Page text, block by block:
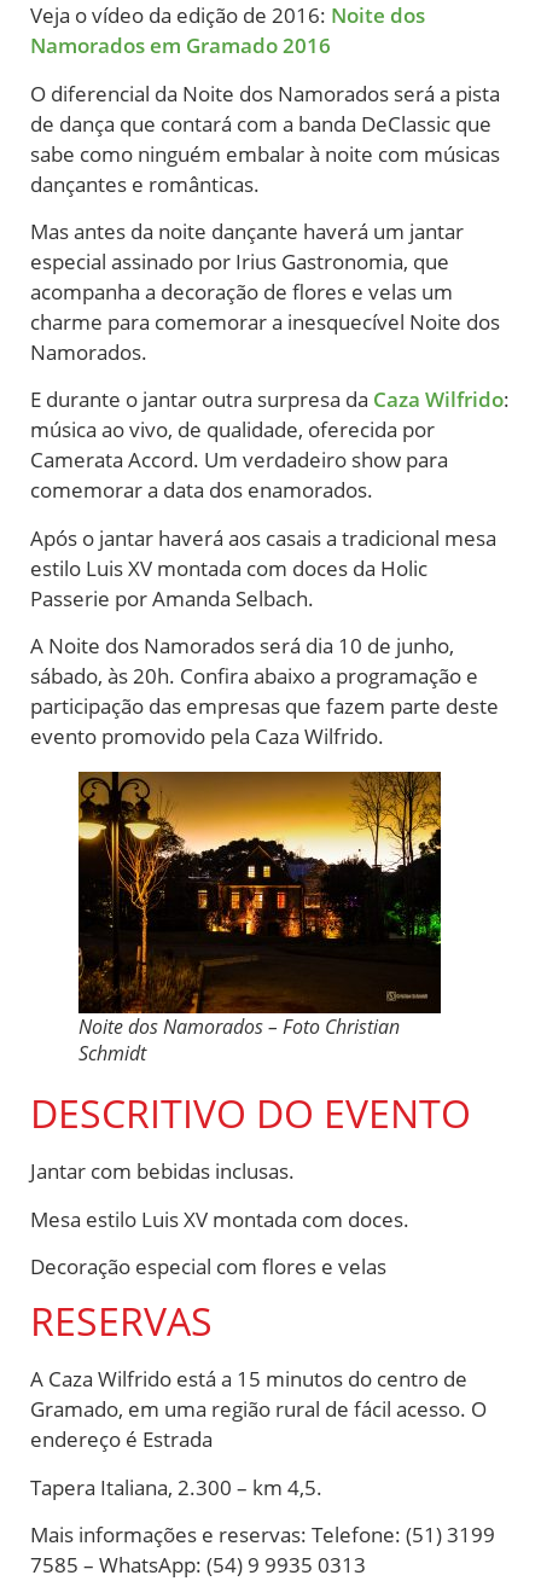
Veja o vídeo da edição de 2016: Noite dos
Namorados em Gramado 2016
O diferencial da Noite dos Namorados será a pista
de dança que contará com a banda DeClassic que
sabe como ninguém embalar à noite com músicas
dançantes e românticas.
Mas antes da noite dançante haverá um jantar
especial assinado por Irius Gastronomia, que
acompanha a decoração de flores e velas um
charme para comemorar a inesquecível Noite dos
Namorados.
E durante o jantar outra surpresa da Caza Wilfrido:
música ao vivo, de qualidade, oferecida por
Camerata Accord. Um verdadeiro show para
comemorar a data dos enamorados.
Após o jantar haverá aos casais a tradicional mesa
estilo Luis XV montada com doces da Holic
Passerie por Amanda Selbach.
A Noite dos Namorados será dia 10 de junho,
sábado, às 20h. Confira abaixo a programação e
participação das empresas que fazem parte deste
evento promovido pela Caza Wilfrido.
Noite dos Namorados – Foto Christian
Schmidt
DESCRITIVO DO EVENTO
Jantar com bebidas inclusas.
Mesa estilo Luis XV montada com doces.
Decoração especial com flores e velas
RESERVAS
A Caza Wilfrido está a 15 minutos do centro de
Gramado, em uma região rural de fácil acesso. O
endereço é Estrada
Tapera Italiana, 2.300 – km 4,5.
Mais informações e reservas: Telefone: (51) 3199
7585 – WhatsApp: (54) 9 9935 0313